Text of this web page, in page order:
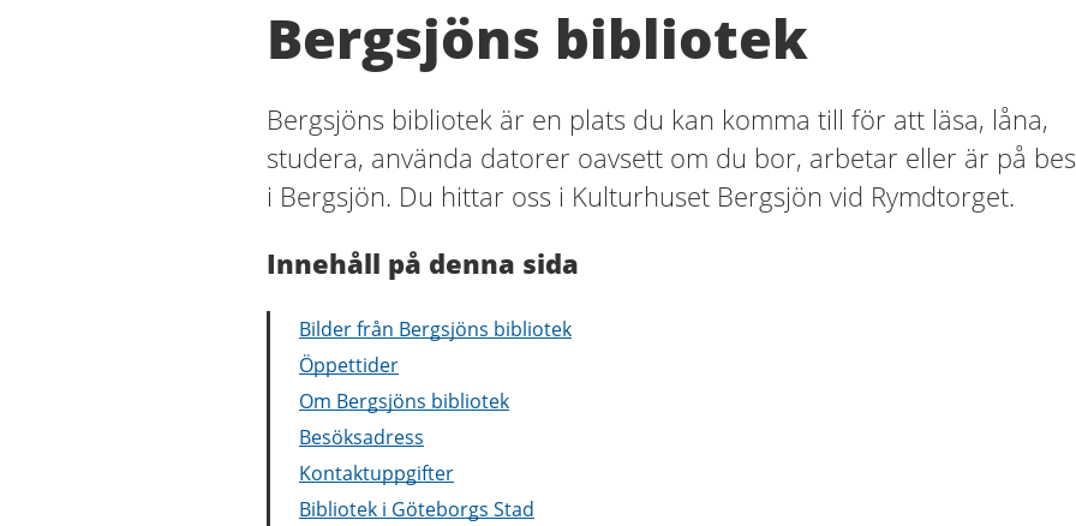
Bergsjöns bibliotek
Bergsjöns bibliotek är en plats du kan komma till för att läsa, låna,
studera, använda datorer oavsett om du bor, arbetar eller är på
i Bergsjön. Du hittar oss i Kulturhuset Bergsjön vid Rymdtorget.
Innehåll på denna sida
Bilder från Bergsjöns bibliotek
Öppettider
Om Bergsjöns bibliotek
Besöksadress
Kontaktuppgifter
Bibliotek i Göteborgs Stad